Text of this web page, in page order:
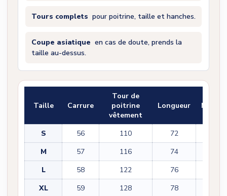
Tours complets pour poitrine, taille et hanches.
Coupe asiatique en cas de doute, prends la
taille au-dessus.
Taille Carrure
Tour de
poitrine
vêtement
Longueur
S 56 110 72
M
57 116 74
L
58 122 76
XL
59 128 78